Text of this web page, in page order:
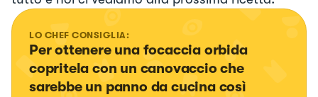
LO CHEF CONSIGLIA:
Per ottenere una focaccia orbida
copritela con un canovaccio che
sarebbe un panno da cucina così